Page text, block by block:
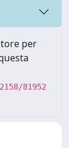
per
81952